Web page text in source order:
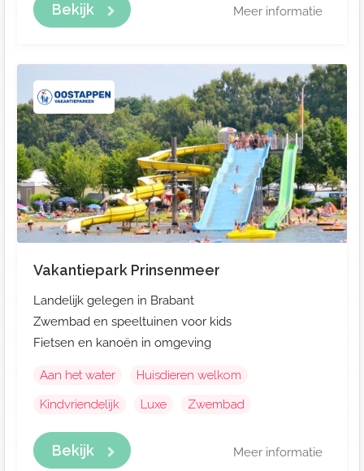
Bekijk Meer informatie
Vakantiepark Prinsenmeer
Landelijk gelegen in Brabant
Zwembad en speeltuinen voor kids
Fietsen en kanoën in omgeving
Aan het water
Huisdieren welkom
Kindvriendelijk
Luxe Zwembad
Bekijk Meer informatie